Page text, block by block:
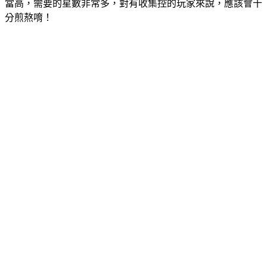
當高，需要的星數非常多，對有收集控的玩家來說，應該會十
分煎熬唷！